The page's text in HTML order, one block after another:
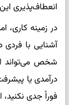
انعطاف‌پذیری
در زمینه کاری،
آشنایی با فردی
شخص می‌تواند
درآمدی یا
فوراً جدی نکنید،